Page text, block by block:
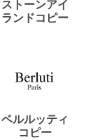
ストーンアイ
ランドコピー
ベルルッティ
コピー